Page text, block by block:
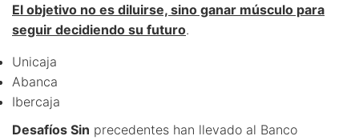
El objetivo no es diluirse, sino ganar músculo para
seguir decidiendo su futuro.
Unicaja
Abanca
Ibercaja
Desafíos Sin precedentes han llevado al Banco